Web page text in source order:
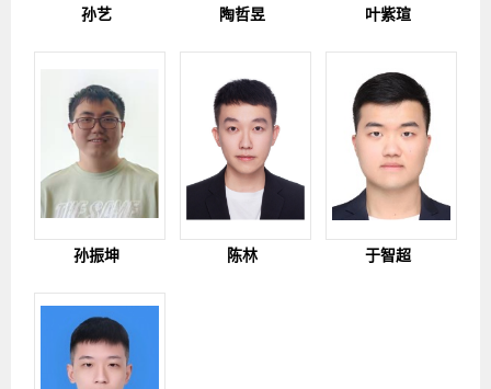
孙艺 陶哲昱 叶紫瑄
孙振坤 陈林 于智超